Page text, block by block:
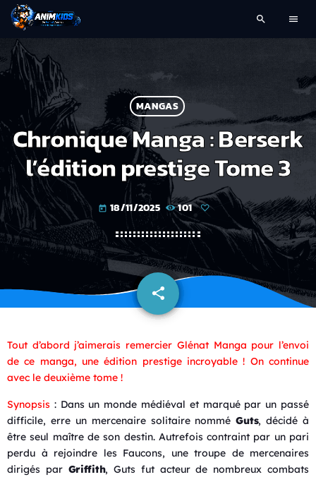
search menu
MANGAS
Chronique Manga : Berserk
l’édition prestige Tome 3
today 18/11/2025 101
share
email
Tout d’abord j’aimerais remercier Glénat Manga pour l’envoi
de ce manga, une édition prestige incroyable ! On continue
avec le deuxième tome !
Synopsis : Dans un monde médiéval et marqué par un passé
difficile, erre un mercenaire solitaire nomméGuts, décidé à
être seul maître de son destin. Autrefois contraint par un pari
perdu à rejoindre les Faucons, une troupe de mercenaires
dirigés par Griffith, Guts fut acteur de nombreux combats